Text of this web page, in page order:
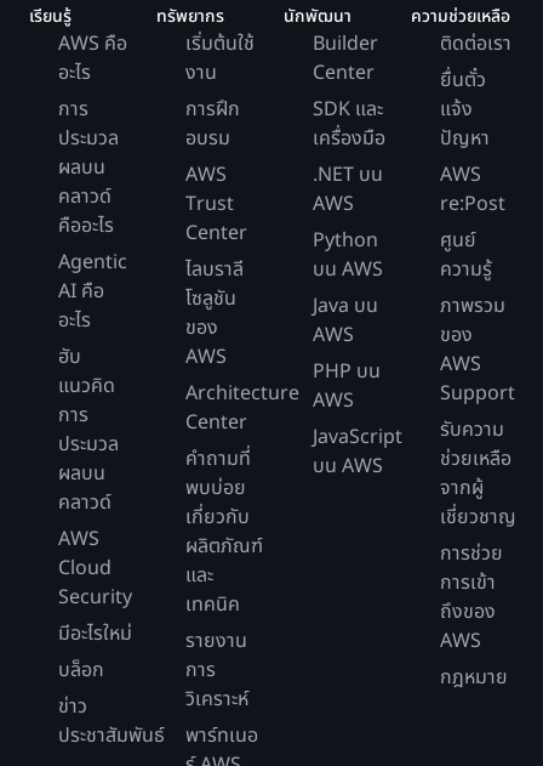
เรียนรู้
AWS คือ
อะไร
การ
ประมวล
ผลบน
คลาวด์
คืออะไร
Agentic
AI คือ
อะไร
ฮับ
แนวคิด
การ
ประมวล
ผลบน
คลาวด์
AWS
Cloud
Security
มีอะไรใหม่
บล็อก
ข่าว
ประชาสัมพันธ์
ทรัพยากร
เริ่มต้นใช้
งาน
การฝึก
อบรม
AWS
Trust
Center
ไลบราลี
โซลูชัน
ของ
AWS
Architecture
Center
คำถามที่
พบบ่อย
เกี่ยวกับ
ผลิตภัณฑ์
และ
เทคนิค
รายงาน
การ
วิเคราะห์
พาร์ทเนอ
นักพัฒนา
Builder
Center
SDK และ
เครื่องมือ
.NET บน
AWS
Python
บน AWS
Java บน
AWS
PHP บน
AWS
JavaScript
บน AWS
ความช่วยเหลือ
ติดต่อเรา
ยื่นตั๋ว
แจ้ง
ปัญหา
AWS
re:Post
ศูนย์
ความรู้
ภาพรวม
ของ
AWS
Support
รับความ
ช่วยเหลือ
จากผู้
เชี่ยวชาญ
การช่วย
การเข้า
ถึงของ
AWS
กฎหมาย